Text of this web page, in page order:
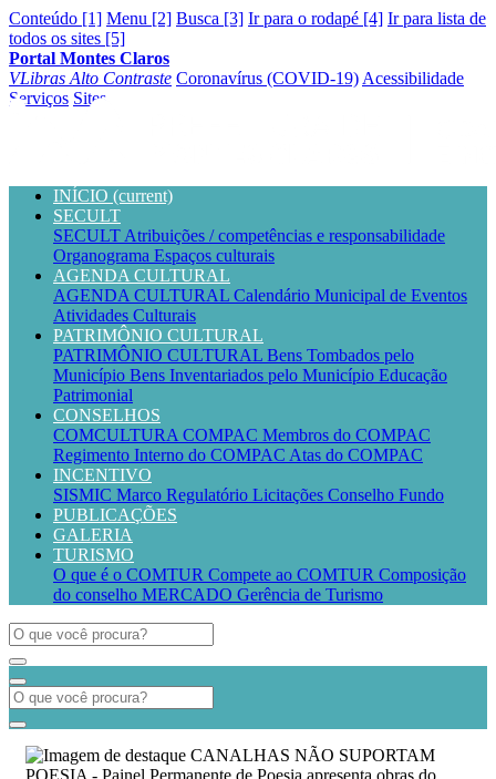
Conteúdo [1] Menu [2] Busca [3] Ir para o rodapé [4] Ir para lista de
todos os sites [5]
Portal Montes Claros
VLibras Alto Contraste Coronavírus (COVID-19) Acessibilidade
Serviços Sites
INÍCIO (current)
SECULT
SECULT Atribuições / competências e responsabilidade
Organograma Espaços culturais
AGENDA CULTURAL
AGENDA CULTURAL Calendário Municipal de Eventos
Atividades Culturais
PATRIMÔNIO CULTURAL
PATRIMÔNIO CULTURAL Bens Tombados pelo
Município Bens Inventariados pelo Município Educação
Patrimonial
CONSELHOS
COMCULTURA COMPAC Membros do COMPAC
Regimento Interno do COMPAC Atas do COMPAC
INCENTIVO
SISMIC Marco Regulatório Licitações Conselho Fundo
PUBLICAÇÕES
GALERIA
TURISMO
O que é o COMTUR Compete ao COMTUR Composição
do conselho MERCADO Gerência de Turismo